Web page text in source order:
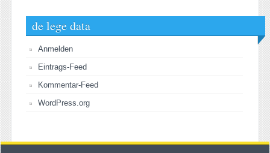
de lege data
Anmelden
Eintrags-Feed
Kommentar-Feed
WordPress.org